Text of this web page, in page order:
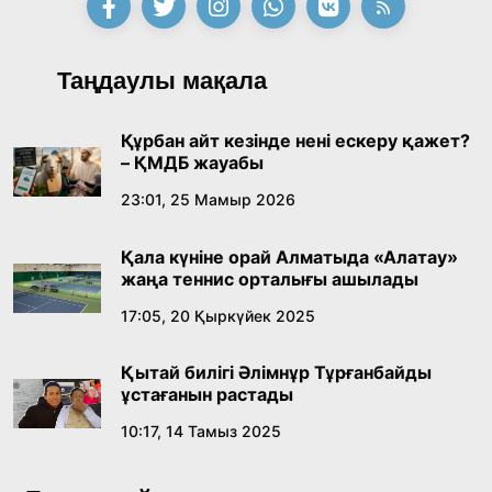
Қонаев қаласының әкімі «Славян базары»
байқауының жеңімпазы Ақерке Амалятты
16:27, 23 Шілде 2026
Қазақ тіліндегі «құт» концептісінің
09:21, 21 Шілде 2026
Абайдың адам тәрбиесі туралы
18:59, 20 Шілде 2026
Таңдаулы мақала
Құрбан айт кезінде нені ескеру қажет?
– ҚМДБ жауабы
23:01, 25 Мамыр 2026
Қала күніне орай Алматыда «Алатау»
жаңа теннис орталығы ашылады
17:05, 20 Қыркүйек 2025
Қытай билігі Әлімнұр Тұрғанбайды
ұстағанын растады
10:17, 14 Тамыз 2025